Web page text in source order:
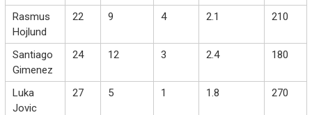
Rasmus
Hojlund
22 9 4 2.1 210
Santiago
Gimenez
24 12 3 2.4 180
Luka
Jovic
27 5 1 1.8 270